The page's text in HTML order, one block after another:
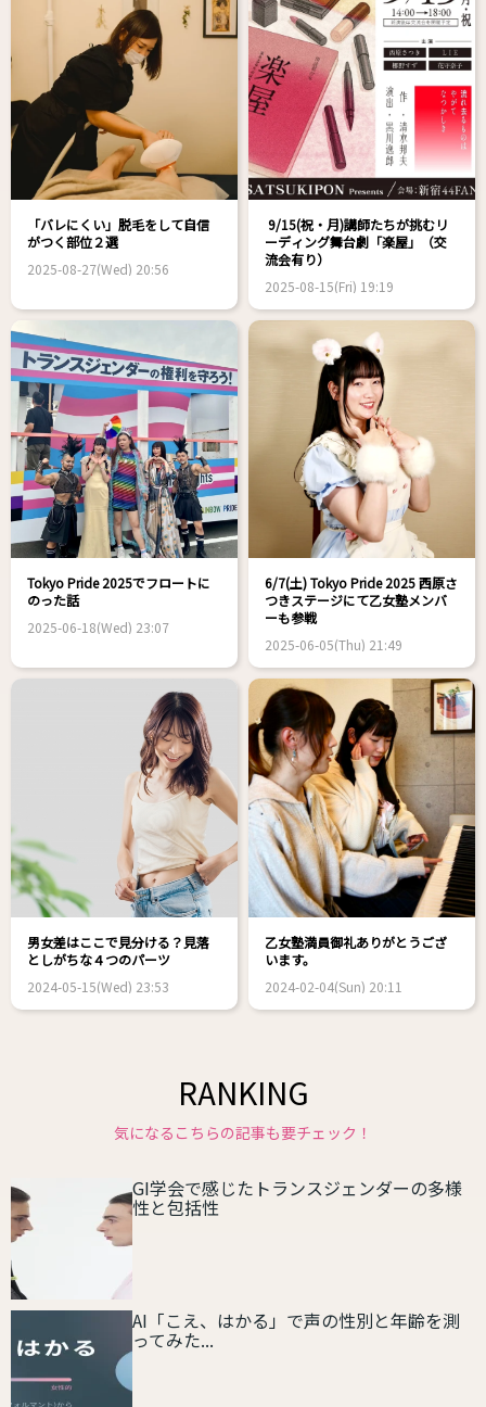
「バレにくい」脱毛をして自信
がつく部位２選
2025-08-27(Wed) 20:56
9/15(祝・月)講師たちが挑むリ
ーディング舞台劇「楽屋」（交
流会有り）
2025-08-15(Fri) 19:19
Tokyo Pride 2025でフロートに
のった話
2025-06-18(Wed) 23:07
6/7(土) Tokyo Pride 2025 西原さ
つきステージにて乙女塾メンバ
ーも参戦
2025-06-05(Thu) 21:49
男女差はここで見分ける？見落
としがちな４つのパーツ
2024-05-15(Wed) 23:53
乙女塾満員御礼ありがとうござ
います。
2024-02-04(Sun) 20:11
RANKING
気になるこちらの記事も要チェック！
GI学会で感じたトランスジェンダーの多様
性と包括性
AI「こえ、はかる」で声の性別と年齢を測
ってみた...